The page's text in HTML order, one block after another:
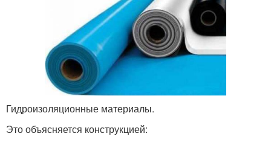
Гидроизоляционные материалы.
Это объясняется конструкцией: